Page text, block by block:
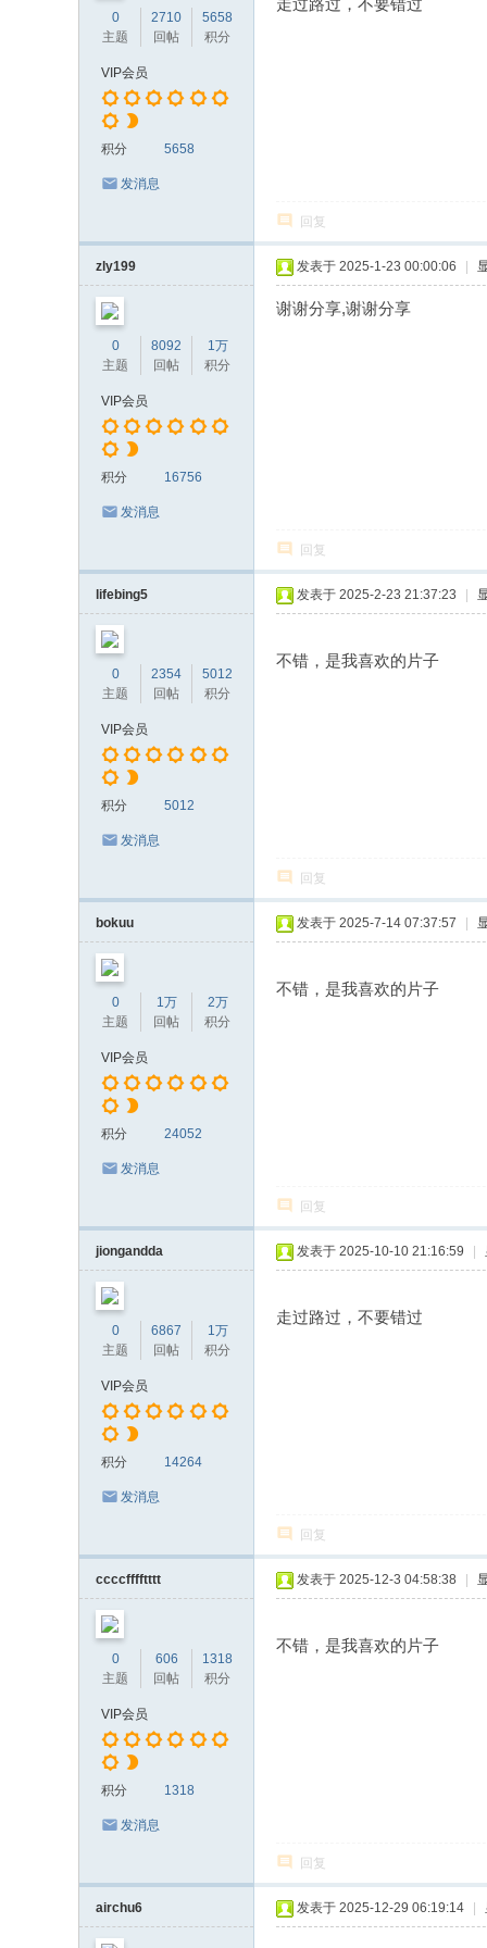
0
主题
2710
回帖
5658
积分
VIP会员
积分 5658
发消息
走过路过，不要错过
回复
zly199
0
主题
8092
回帖
1万
积分
VIP会员
积分 16756
发消息
发表于 2025-1-23 00:00:06
谢谢分享,谢谢分享
回复
lifebing5
0
主题
2354
回帖
5012
积分
VIP会员
积分 5012
发消息
发表于 2025-2-23 21:37:23
不错，是我喜欢的片子
回复
bokuu
0
主题
1万
回帖
2万
积分
VIP会员
积分 24052
发消息
发表于 2025-7-14 07:37:57
不错，是我喜欢的片子
回复
jiongandda
0
主题
6867
回帖
1万
积分
VIP会员
积分 14264
发消息
发表于 2025-10-10 21:16:59
走过路过，不要错过
回复
ccccfffftttt
0
主题
606
回帖
1318
积分
VIP会员
积分 1318
发消息
发表于 2025-12-3 04:58:38
不错，是我喜欢的片子
回复
airchu6 发表于 2025-12-29 06:19:14